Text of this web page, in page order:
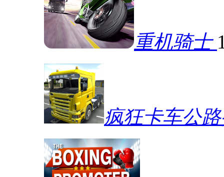
重机骑士
疯狂卡车公